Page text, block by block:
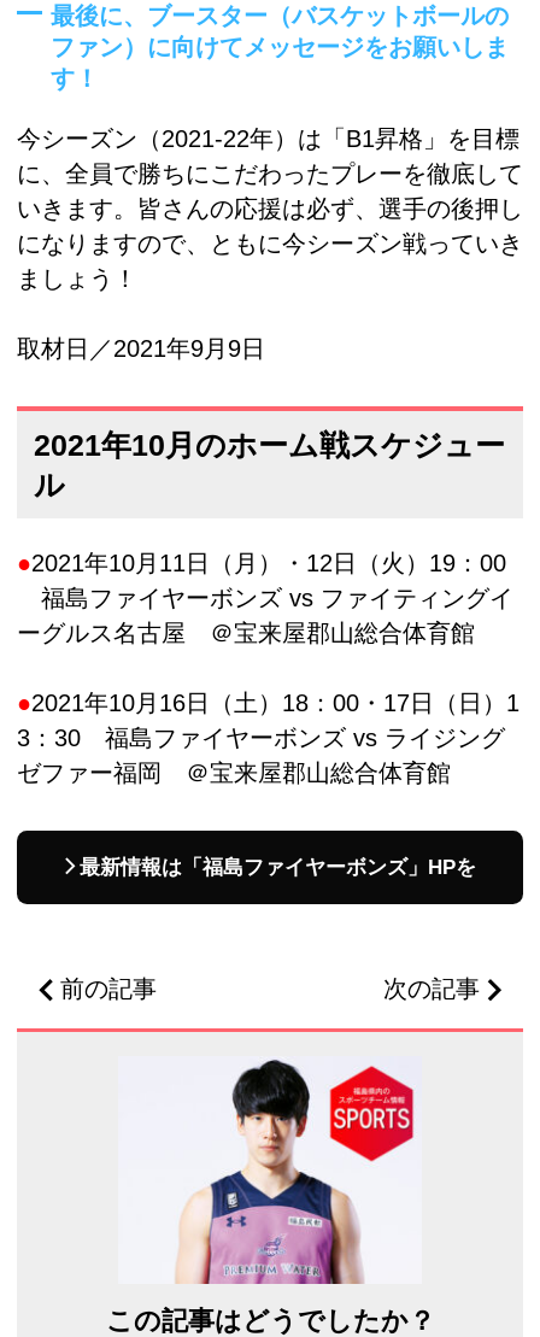
最後に、ブースター（バスケットボールの
ファン）に向けてメッセージをお願いしま
す！
今シーズン（2021-22年）は「B1昇格」を目標
に、全員で勝ちにこだわったプレーを徹底して
いきます。皆さんの応援は必ず、選手の後押し
になりますので、ともに今シーズン戦っていき
ましょう！
取材日／2021年9月9日
2021年10月のホーム戦スケジュー
ル
●2021年10月11日（月）・12日（火）19：00
福島ファイヤーボンズ vs ファイティングイ
ーグルス名古屋 ＠宝来屋郡山総合体育館
●2021年10月16日（土）18：00・17日（日）1
3：30 福島ファイヤーボンズ vs ライジング
ゼファー福岡 ＠宝来屋郡山総合体育館
最新情報は「福島ファイヤーボンズ」HPを
前の記事 次の記事
この記事はどうでしたか？